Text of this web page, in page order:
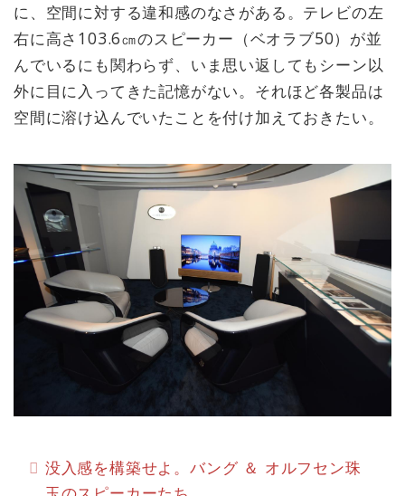
に、空間に対する違和感のなさがある。テレビの左
右に高さ103.6㎝のスピーカー（ベオラブ50）が並
んでいるにも関わらず、いま思い返してもシーン以
外に目に入ってきた記憶がない。それほど各製品は
空間に溶け込んでいたことを付け加えておきたい。
没入感を構築せよ。バング ＆ オルフセン珠